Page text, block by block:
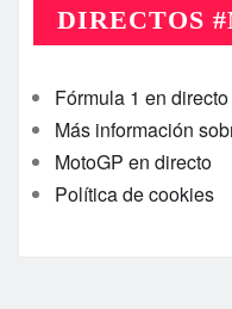
DIRECTOS
Fórmula 1 en directo
Más información
MotoGP en directo
Política de cookies